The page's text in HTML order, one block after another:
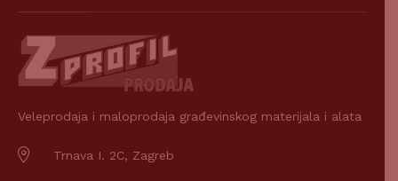
Veleprodaja i maloprodaja građevinskog materijala i alata
Trnava I. 2C, Zagreb